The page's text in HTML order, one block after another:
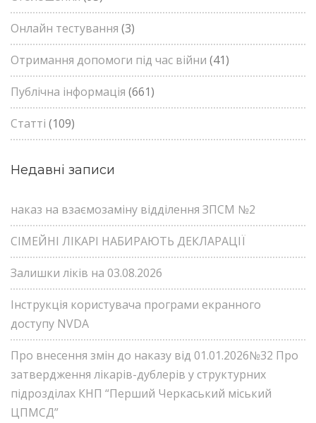
Онлайн тестування (3)
Отримання допомоги під час війни (41)
Публічна інформація (661)
Статті (109)
Недавні записи
наказ на взаємозаміну відділення ЗПСМ №2
СІМЕЙНІ ЛІКАРІ НАБИРАЮТЬ ДЕКЛАРАЦІЇ
Залишки ліків на 03.08.2026
Інструкція користувача програми екранного
доступу NVDA
Про внесення змін до наказу від 01.01.2026№32 Про
затвердження лікарів-дублерів у структурних
підрозділах КНП “Перший Черкаський міський
ЦПМСД”